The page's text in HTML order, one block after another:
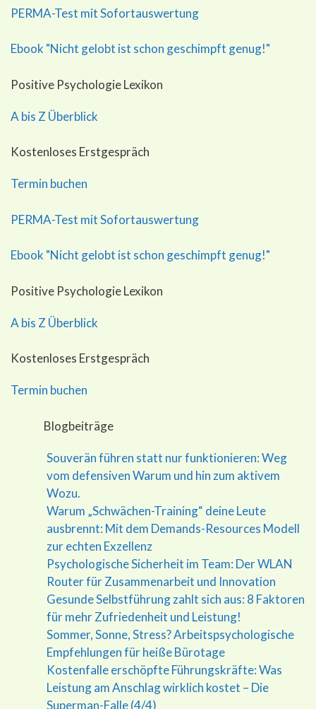
PERMA-Test mit Sofortauswertung
Ebook "Nicht gelobt ist schon geschimpft genug!"
Positive Psychologie Lexikon
A bis Z Überblick
Kostenloses Erstgespräch
Termin buchen
PERMA-Test mit Sofortauswertung
Ebook "Nicht gelobt ist schon geschimpft genug!"
Positive Psychologie Lexikon
A bis Z Überblick
Kostenloses Erstgespräch
Termin buchen
Blogbeiträge
Souverän führen statt nur funktionieren: Weg
vom defensiven Warum und hin zum aktivem
Wozu.
Warum „Schwächen-Training“ deine Leute
ausbrennt: Mit dem Demands-Resources Modell
zur echten Exzellenz
Psychologische Sicherheit im Team: Der WLAN
Router für Zusammenarbeit und Innovation
Gesunde Selbstführung zahlt sich aus: 8 Faktoren
für mehr Zufriedenheit und Leistung!
Sommer, Sonne, Stress? Arbeitspsychologische
Empfehlungen für heiße Bürotage
Kostenfalle erschöpfte Führungskräfte: Was
Leistung am Anschlag wirklich kostet – Die
Superman-Falle (4/4)